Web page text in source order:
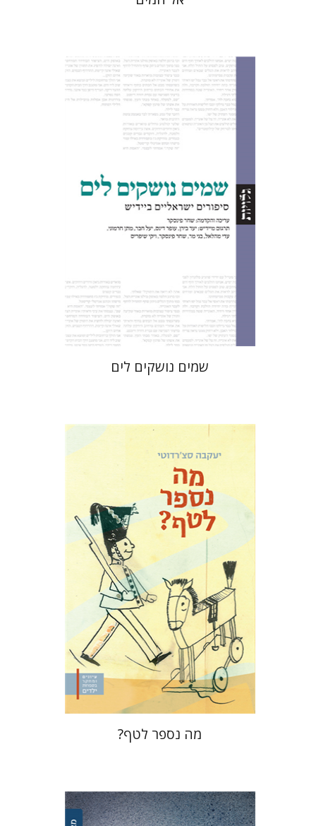
שחר פינסקר
הנחת אתר ספר מודפס
$35
$32
שמים נושקים לים
יעקבה סצ'רדוטי
תמי ישראלי
הנחת אתר ספר מודפס
$35
$32
מה נספר לטף?